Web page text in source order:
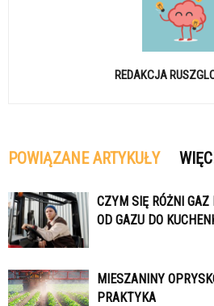
REDAKCJA
POWIĄZANE ARTYKUŁY
CZYM SIĘ RÓŻNI GAZ
OD GAZU DO
MIESZANINY
PRAKTYKA